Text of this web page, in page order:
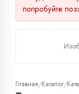
попробуйте
Главная/Каталог/